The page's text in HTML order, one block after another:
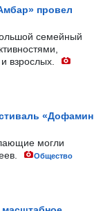
провел
семейный
взрослых.
«Дофамин
могли
Общество